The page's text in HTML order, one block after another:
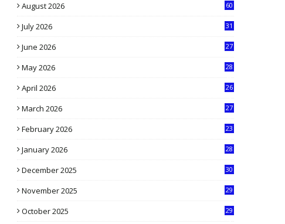
August 2026 60
July 2026
31
June 2026
27
May 2026
28
April 2026
26
March 2026
27
February 2026
23
January 2026
28
December 2025
30
November 2025
29
October 2025
29